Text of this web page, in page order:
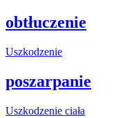
obtłuczenie
Uszkodzenie
poszarpanie
Uszkodzenie ciała